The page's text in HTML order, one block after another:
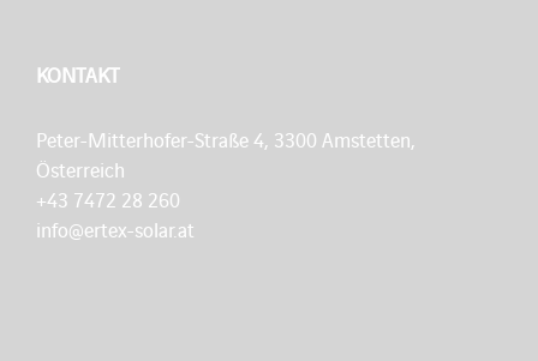
KONTAKT
Peter-Mitterhofer-Straße 4, 3300 Amstetten,
Österreich
+43 7472 28 260
info@ertex-solar.at